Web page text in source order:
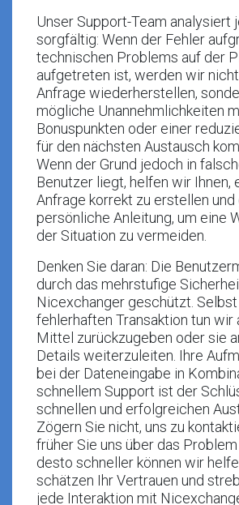
Unser Support-Team analysiert
sorgfältig: Wenn der Fehler
technischen Problems auf der
aufgetreten ist, werden wir
Anfrage wiederherstellen,
mögliche Unannehmlichkeiten
Bonuspunkten oder einer
für den nächsten Austausch
Wenn der Grund jedoch in
Benutzer liegt, helfen wir Ihnen,
Anfrage korrekt zu erstellen und
persönliche Anleitung, um eine
der Situation zu vermeiden.
Denken Sie daran: Die
durch das mehrstufige
Nicexchanger geschützt.
fehlerhaften Transaktion tun wir
Mittel zurückzugeben oder sie
Details weiterzuleiten. Ihre
bei der Dateneingabe in
schnellem Support ist der
schnellen und erfolgreichen
Zögern Sie nicht, uns zu
früher Sie uns über das
desto schneller können wir
schätzen Ihr Vertrauen und
jede Interaktion mit